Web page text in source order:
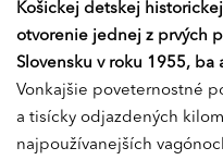
Košickej detskej
otvorenie jednej z prvých
Slovensku v roku 1955, ba
Vonkajšie poveternostné
a tisícky odjazdených
najpoužívanejších